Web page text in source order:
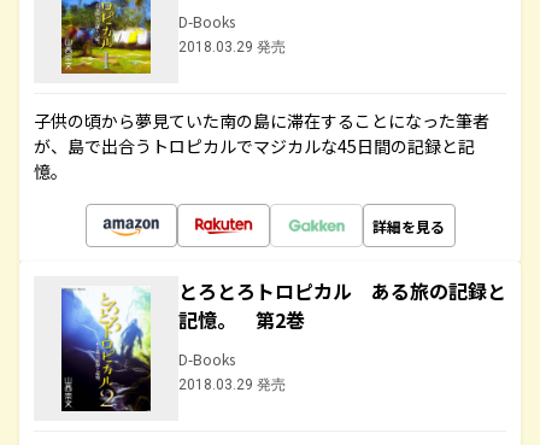
D-Books
2018.03.29 発売
子供の頃から夢見ていた南の島に滞在することになった筆者
が、島で出合うトロピカルでマジカルな45日間の記録と記
憶。
詳細を見る
とろとろトロピカル ある旅の記録と
記憶。 第2巻
D-Books
2018.03.29 発売